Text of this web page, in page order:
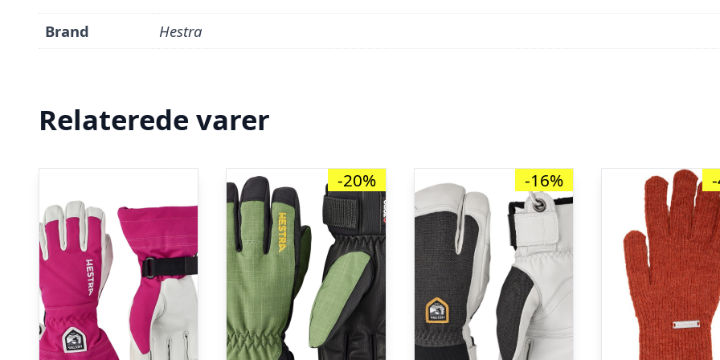
Brand Hestra
Relaterede varer
-20% -16%